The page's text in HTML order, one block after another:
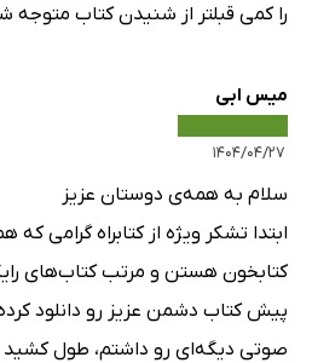
فصل صد و دوازدهم
را کمی قبلتر از شنیدن کتاب متوجه
میس ابی
۱۴۰۴/۰۴/۲۷
سلام به همه‌ی دوستان عزیز
ابتدا تشکر ویژه از کتابراه گرامی که
کتابخون هستن و مرتب کتاب‌های
پیش کتاب دشمن عزیز رو دانلود
صوتی دیگه‌ای رو داشتم، طول کشید